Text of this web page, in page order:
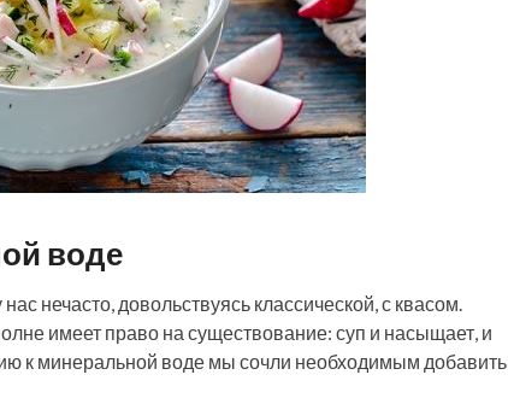
воде
нечасто, довольствуясь классической, с квасом.
имеет право на существование: суп и насыщает, и
к минеральной воде мы сочли необходимым добавить